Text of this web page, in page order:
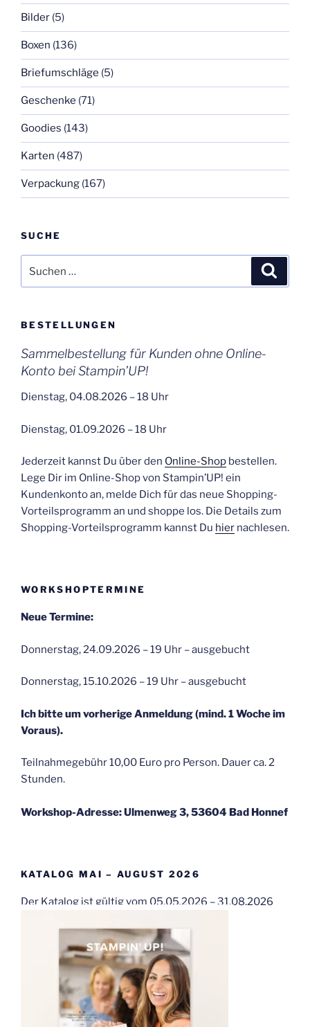
Bilder (5)
Boxen (136)
Briefumschläge (5)
Geschenke (71)
Goodies (143)
Karten (487)
Verpackung (167)
SUCHE
nach:
BESTELLUNGEN
Sammelbestellung für Kunden ohne Online-
Konto bei Stampin’UP!
Dienstag, 04.08.2026 – 18 Uhr
Dienstag, 01.09.2026 – 18 Uhr
Jederzeit kannst Du über den Online-Shop bestellen.
Lege Dir im Online-Shop von Stampin’UP! ein
Kundenkonto an, melde Dich für das neue Shopping-
Vorteilsprogramm an und shoppe los. Die Details zum
Shopping-Vorteilsprogramm kannst Du hier nachlesen.
WORKSHOPTERMINE
Neue Termine:
Donnerstag, 24.09.2026 – 19 Uhr – ausgebucht
Donnerstag, 15.10.2026 – 19 Uhr – ausgebucht
Ich bitte um vorherige Anmeldung (mind. 1 Woche im
Voraus).
Teilnahmegebühr 10,00 Euro pro Person. Dauer ca. 2
Stunden.
Workshop-Adresse: Ulmenweg 3, 53604 Bad Honnef
KATALOG MAI – AUGUST 2026
Der Katalog ist gültig vom 05.05.2026 – 31.08.2026